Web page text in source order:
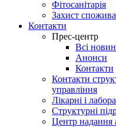
Фітосанітарія
Захист
Контакти
Прес-центр
Всі
Анонси
Контакти
Контакти
управління
Лікарні і
Структурні
Центр надання